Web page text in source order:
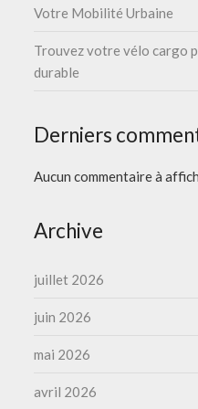
Votre Mobilité Urbaine
Trouvez votre vélo cargo
durable
Derniers
Aucun commentaire à
Archive
juillet 2026
juin 2026
mai 2026
avril 2026